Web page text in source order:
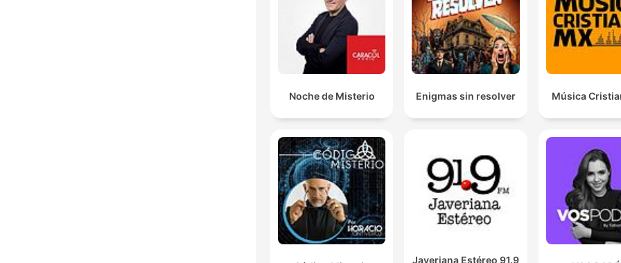
Noche de Misterio Enigmas sin resolver Música
Javeriana Estéreo 91.9